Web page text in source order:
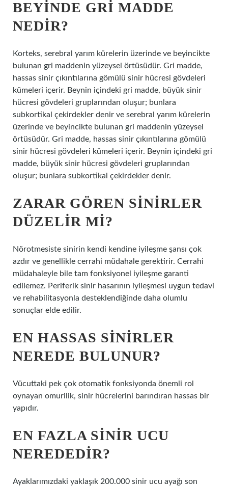
BEYINDE GRI MADDE
NEDIR?
Korteks, serebral yarım kürelerin üzerinde ve beyincikte
bulunan gri maddenin yüzeysel örtüsüdür. Gri madde,
hassas sinir çıkıntılarına gömülü sinir hücresi gövdeleri
kümeleri içerir. Beynin içindeki gri madde, büyük sinir
hücresi gövdeleri gruplarından oluşur; bunlara
subkortikal çekirdekler denir ve serebral yarım kürelerin
üzerinde ve beyincikte bulunan gri maddenin yüzeysel
örtüsüdür. Gri madde, hassas sinir çıkıntılarına gömülü
sinir hücresi gövdeleri kümeleri içerir. Beynin içindeki gri
madde, büyük sinir hücresi gövdeleri gruplarından
oluşur; bunlara subkortikal çekirdekler denir.
ZARAR GÖREN SINIRLER
DÜZELIR MI?
Nörotmesiste sinirin kendi kendine iyileşme şansı çok
azdır ve genellikle cerrahi müdahale gerektirir. Cerrahi
müdahaleyle bile tam fonksiyonel iyileşme garanti
edilemez. Periferik sinir hasarının iyileşmesi uygun tedavi
ve rehabilitasyonla desteklendiğinde daha olumlu
sonuçlar elde edilir.
EN HASSAS SINIRLER
NEREDE BULUNUR?
Vücuttaki pek çok otomatik fonksiyonda önemli rol
oynayan omurilik, sinir hücrelerini barındıran hassas bir
yapıdır.
EN FAZLA SINIR UCU
NEREDEDIR?
Ayaklarımızdaki yaklaşık 200.000 sinir ucu ayağı son